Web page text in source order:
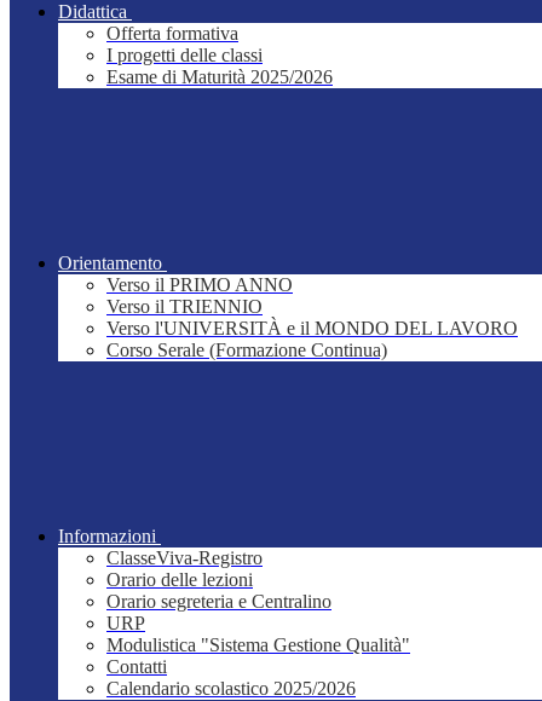
Didattica
Offerta formativa
I progetti delle classi
Esame di Maturità 2025/2026
Orientamento
Verso il PRIMO ANNO
Verso il TRIENNIO
Verso l'UNIVERSITÀ e il MONDO DEL LAVORO
Corso Serale (Formazione Continua)
Informazioni
ClasseViva-Registro
Orario delle lezioni
Orario segreteria e Centralino
URP
Modulistica "Sistema Gestione Qualità"
Contatti
Calendario scolastico 2025/2026